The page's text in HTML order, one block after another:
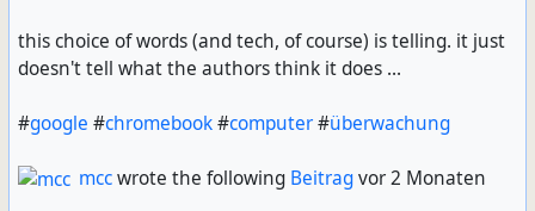
This will take a looong time, and that's why I have the
check what's happening.
Every successful removal prints this result:
this choice of words (and tech, of course) is telling. it just
doesn't tell what the authors think it does ...
#google #chromebook#computer#überwachung
mccwrote the following Beitragvor 2 Monaten